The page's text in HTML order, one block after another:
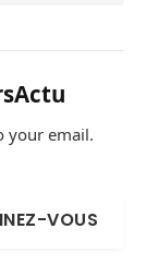
your email.
VOUS